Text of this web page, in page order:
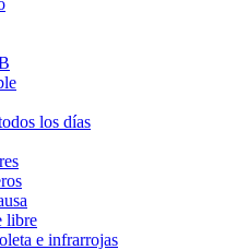
los días
libre
e infrarrojas